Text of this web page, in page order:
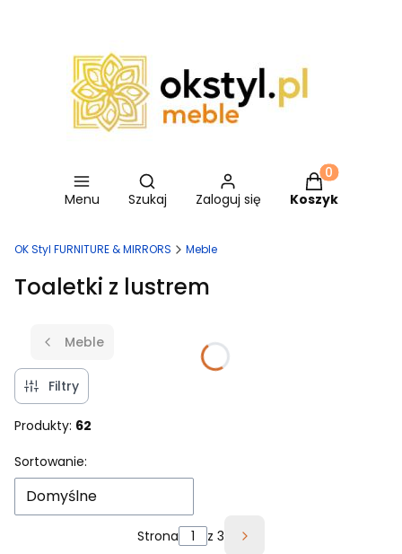
Menu
Otwórz wyszukiwarkę
Szukaj Zaloguj się
Produkty w
Koszyk
OK Styl FURNITURE & MIRRORS Meble
Toaletki z lustrem
Meble
Filtry
Produkty: 62
Lista produktów
Sortowanie:
Domyślne
Strona z 3 Następne produkty